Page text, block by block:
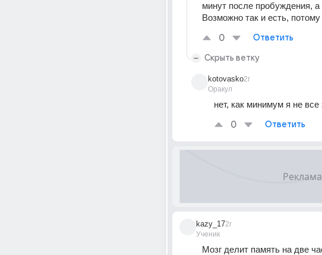
минут после пробуждения,
Возможно так и есть,
0 Ответить
Скрыть ветку
kotovasko
Оракул
2г
нет, как минимум я не
0 Ответить
kazy_17
Ученик
2г
Мозг делит память на две